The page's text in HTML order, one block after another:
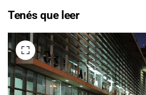
Tenés que leer